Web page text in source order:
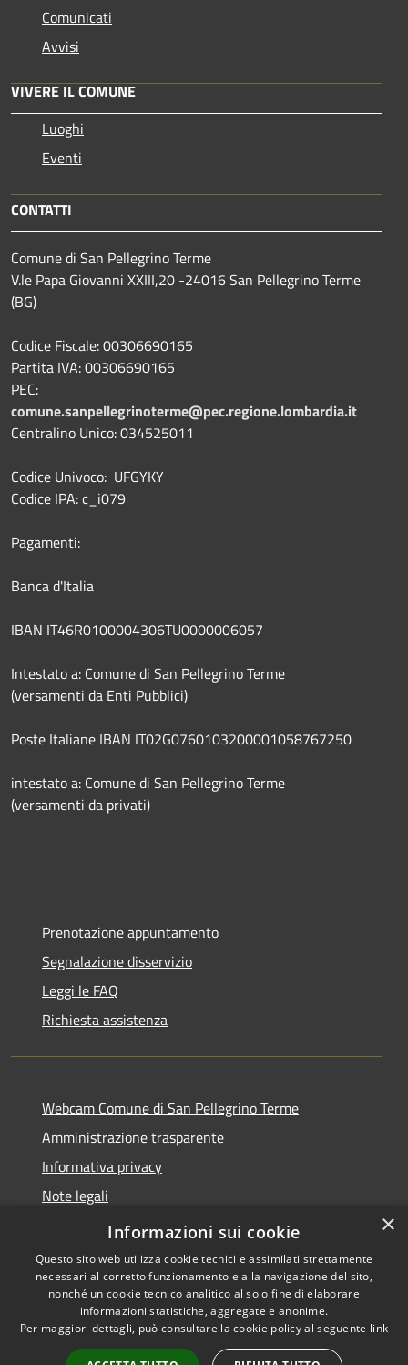
Comunicati
Avvisi
VIVERE IL COMUNE
Luoghi
Eventi
CONTATTI
Comune di San Pellegrino Terme
V.le Papa Giovanni XXIII,20 -24016 San Pellegrino Terme
(BG)
Codice Fiscale: 00306690165
Partita IVA: 00306690165
PEC:
comune.sanpellegrinoterme@pec.regione.lombardia.it
Centralino Unico: 034525011
Codice Univoco: UFGYKY
Codice IPA: c_i079
Pagamenti:
Banca d'Italia
IBAN IT46R0100004306TU0000006057
Intestato a: Comune di San Pellegrino Terme
(versamenti da Enti Pubblici)
Poste Italiane IBAN IT02G0760103200001058767250
intestato a: Comune di San Pellegrino Terme
(versamenti da privati)
Prenotazione appuntamento
Segnalazione disservizio
Leggi le FAQ
Richiesta assistenza
Webcam Comune di San Pellegrino Terme
Amministrazione trasparente
Informativa privacy
Note legali
Dichiarazione di accessibilità
Accessibilità
Copyright © 2026 • Comune di
San Pellegrino Terme •
Powered byMunicipium
×
Informazioni sui cookie
Questo sito web utilizza cookie tecnici e assimilati strettamente
necessari al corretto funzionamento e alla navigazione del sito,
nonché un cookie tecnico analitico al solo fine di elaborare
informazioni statistiche, aggregate e anonime.
Per maggiori dettagli, può consultare la cookie policy al seguente link